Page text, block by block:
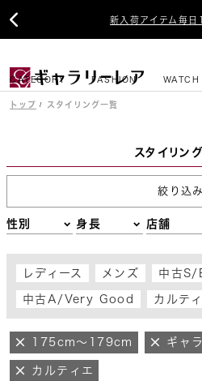
新入荷アイテム毎日

CATEGORY FASHION WATCH
トップ スタイリング一覧
スタイリン
絞り込み
性別 身長 店舗
レディース メンズ 中古
中古A/Very Good カルテ
175cm～179cm ギャ
カルティエ